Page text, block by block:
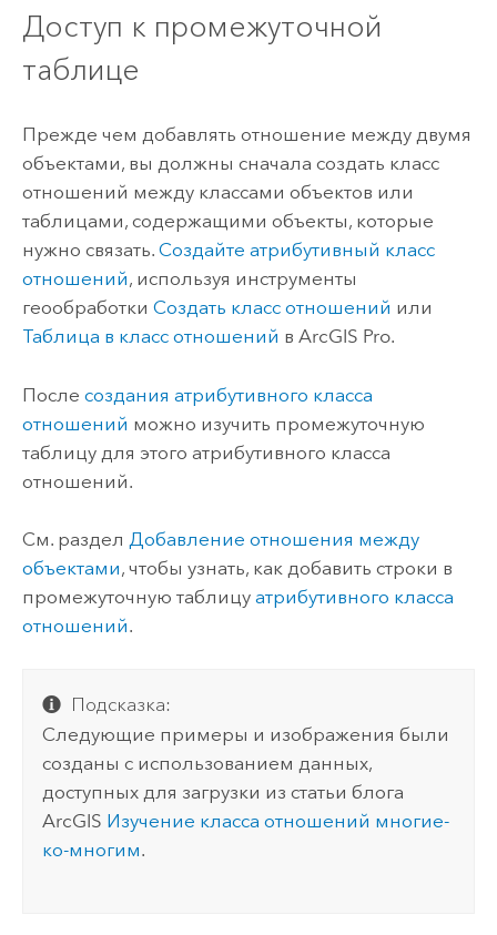
Доступ к промежуточной
таблице
Прежде чем добавлять отношение между двумя
объектами, вы должны сначала создать класс
отношений между классами объектов или
таблицами, содержащими объекты, которые
нужно связать. Создайте атрибутивный класс
отношений, используя инструменты
геообработки Создать класс отношений или
Таблица в класс отношений в ArcGIS Pro.
После создания атрибутивного класса
отношений можно изучить промежуточную
таблицу для этого атрибутивного класса
отношений.
См. раздел Добавление отношения между
объектами, чтобы узнать, как добавить строки в
промежуточную таблицу атрибутивного класса
отношений.
Подсказка:
Следующие примеры и изображения были
созданы с использованием данных,
доступных для загрузки из статьи блога
ArcGIS Изучение класса отношений многие-
ко-многим.